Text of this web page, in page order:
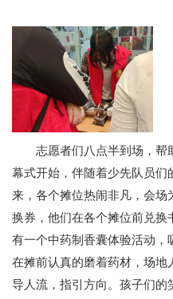
志愿者们八点半到场，帮
幕式开始，伴随着少先队员们
来，各个摊位热闹非凡，会
换券，他们在各个摊位前兑换
有一个中药制香囊体验活动，
在摊前认真的磨着药材，场地
导人流，指引方向。孩子们的